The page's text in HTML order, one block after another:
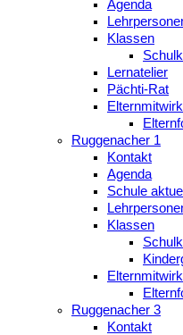
Agenda
Klassen
Lernatelier
Pächti-Rat
Ruggenacher 1
Kontakt
Agenda
Schule aktuell
Klassen
Ruggenacher 3
Kontakt